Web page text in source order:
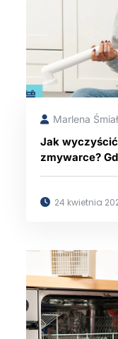
Marlena
Jak
zmywarce?
sprawdzić?
24 kwietnia